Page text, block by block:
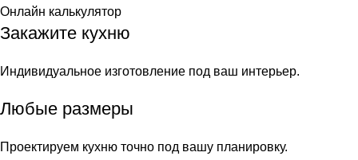
Онлайн калькулятор
Закажите кухню
Индивидуальное изготовление под ваш интерьер.
Любые размеры
Проектируем кухню точно под вашу планировку.